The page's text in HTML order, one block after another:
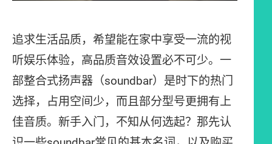
追求生活品质，希望能在家中享受一流的视
听娱乐体验，高品质音效设置必不可少。一
部整合式扬声器（soundbar）是时下的热门
选择，占用空间少，而且部分型号更拥有上
佳音质。新手入门，不知从何选起？那先认